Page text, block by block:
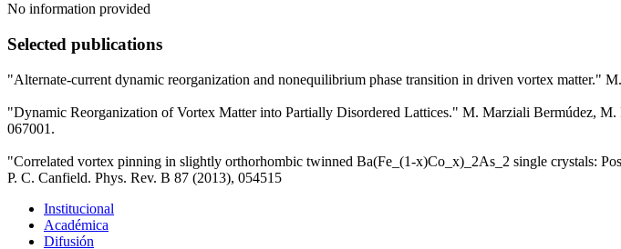
No information provided
Selected publications
"Alternate-current dynamic reorganization and nonequilibrium phase transition in driven vortex
"Dynamic Reorganization of Vortex Matter into Partially Disordered Lattices." M. Marziali Bermúdez,
067001.
"Correlated vortex pinning in slightly orthorhombic twinned Ba(Fe_(1-x)Co_x)_2As_2 single crystals:
P. C. Canfield. Phys. Rev. B 87 (2013), 054515
Institucional
Académica
Difusión